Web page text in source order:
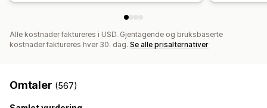
Alle kostnader faktureres i USD. Gjentagende og bruksbaserte
kostnader faktureres hver 30. dag. Se alle prisalternativer
Omtaler (567)